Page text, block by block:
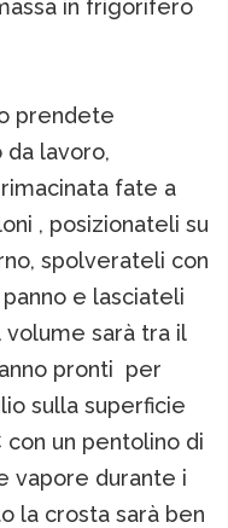
in frigorifero
prendete
da lavoro,
fate a
, posizionateli su
spolverateli con
e lasciateli
sarà tra il
pronti per
sulla superficie
con un pentolino di
vapore durante i
la crosta sarà ben